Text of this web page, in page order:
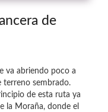
de
va abriendo poco a
terreno sembrado.
de esta ruta ya
la Moraña, donde el